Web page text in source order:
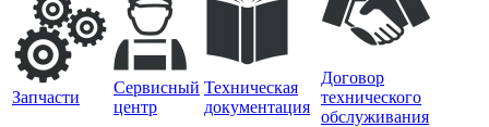
Запчасти
Сервисный
центр
Техническая
документация
Договор
технического
обслуживания